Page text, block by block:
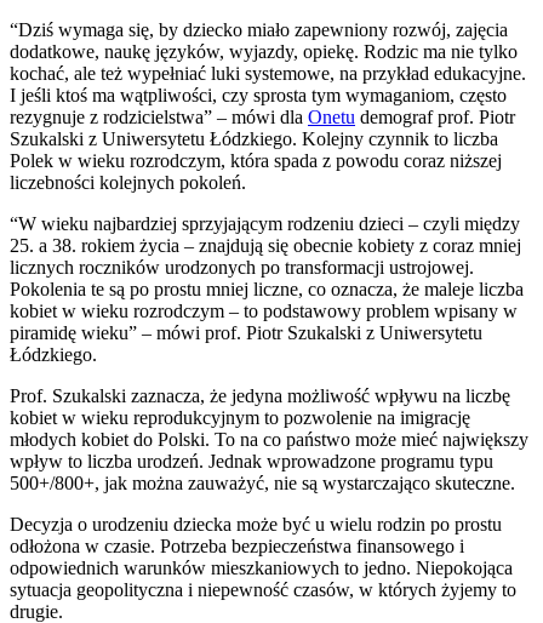
“Dziś wymaga się, by dziecko miało zapewniony rozwój, zajęcia
dodatkowe, naukę języków, wyjazdy, opiekę. Rodzic ma nie tylko
kochać, ale też wypełniać luki systemowe, na przykład edukacyjne.
I jeśli ktoś ma wątpliwości, czy sprosta tym wymaganiom, często
rezygnuje z rodzicielstwa” – mówi dla Onetu demograf prof. Piotr
Szukalski z Uniwersytetu Łódzkiego. Kolejny czynnik to liczba
Polek w wieku rozrodczym, która spada z powodu coraz niższej
liczebności kolejnych pokoleń.
“W wieku najbardziej sprzyjającym rodzeniu dzieci – czyli między
25. a 38. rokiem życia – znajdują się obecnie kobiety z coraz mniej
licznych roczników urodzonych po transformacji ustrojowej.
Pokolenia te są po prostu mniej liczne, co oznacza, że maleje liczba
kobiet w wieku rozrodczym – to podstawowy problem wpisany w
piramidę wieku” – mówi prof. Piotr Szukalski z Uniwersytetu
Łódzkiego.
Prof. Szukalski zaznacza, że jedyna możliwość wpływu na liczbę
kobiet w wieku reprodukcyjnym to pozwolenie na imigrację
młodych kobiet do Polski. To na co państwo może mieć największy
wpływ to liczba urodzeń. Jednak wprowadzone programu typu
500+/800+, jak można zauważyć, nie są wystarczająco skuteczne.
Decyzja o urodzeniu dziecka może być u wielu rodzin po prostu
odłożona w czasie. Potrzeba bezpieczeństwa finansowego i
odpowiednich warunków mieszkaniowych to jedno. Niepokojąca
sytuacja geopolityczna i niepewność czasów, w których żyjemy to
drugie.